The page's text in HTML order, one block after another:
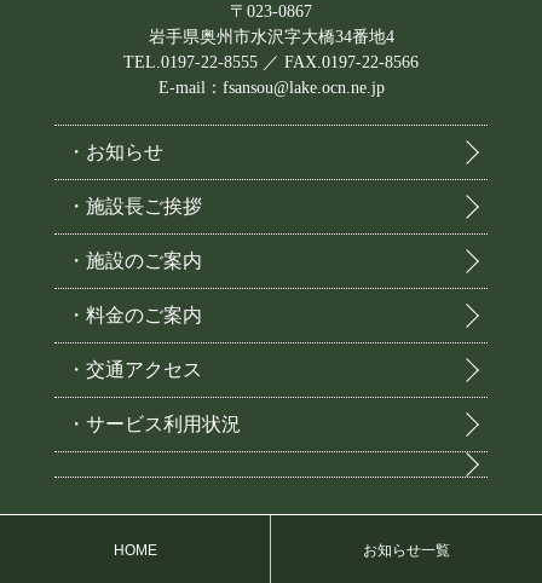
〒023-0867
岩手県奥州市水沢字大橋34番地4
TEL.0197-22-8555 ／ FAX.0197-22-8566
E-mail：fsansou@lake.ocn.ne.jp
・お知らせ
・施設長ご挨拶
・施設のご案内
・料金のご案内
・交通アクセス
・サービス利用状況
HOME お知らせ一覧